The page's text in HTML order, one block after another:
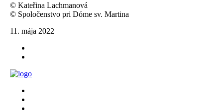
© Kateřina Lachmanová
© Spoločenstvo pri Dóme sv. Martina
11. mája 2022